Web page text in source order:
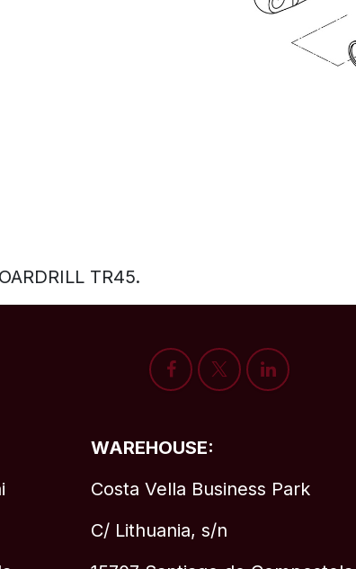
TR45.
WAREHOUSE:
Costa Vella Business Park
C/ Lithuania, s/n